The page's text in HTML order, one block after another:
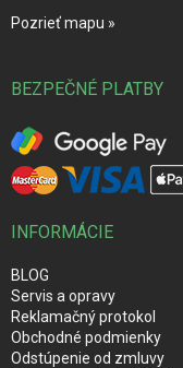
Pozrieť mapu »
BEZPEČNÉ PLATBY
INFORMÁCIE
BLOG
Servis a opravy
Reklamačný protokol
Obchodné podmienky
Odstúpenie od zmluvy